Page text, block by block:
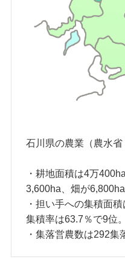
石川県の農業（農水省
・耕地面積は4万
3,600ha、畑が6,800ha
・担い手への集積面
集積率は63.7％で9位。
・集落営農数は292集